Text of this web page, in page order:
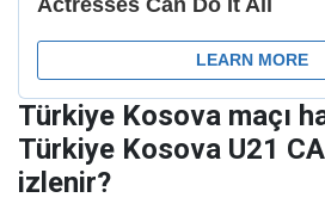
Türkiye Kosova maçı
Türkiye Kosova U21
izlenir?